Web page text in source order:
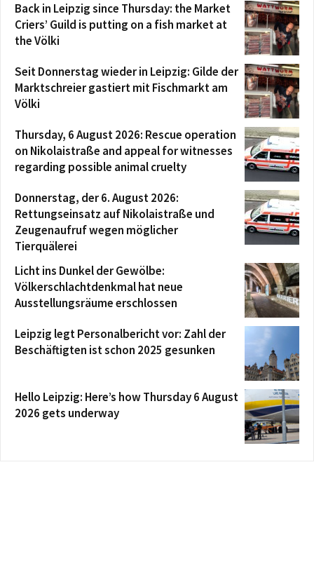
Back in Leipzig since Thursday: the Market
Criers’ Guild is putting on a fish market at
the Völki
Seit Donnerstag wieder in Leipzig: Gilde der
Marktschreier gastiert mit Fischmarkt am
Völki
Thursday, 6 August 2026: Rescue operation
on Nikolaistraße and appeal for witnesses
regarding possible animal cruelty
Donnerstag, der 6. August 2026:
Rettungseinsatz auf Nikolaistraße und
Zeugenaufruf wegen möglicher
Tierquälerei
Licht ins Dunkel der Gewölbe:
Völkerschlachtdenkmal hat neue
Ausstellungsräume erschlossen
Leipzig legt Personalbericht vor: Zahl der
Beschäftigten ist schon 2025 gesunken
Hello Leipzig: Here’s how Thursday 6 August
2026 gets underway